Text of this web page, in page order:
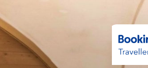
to
content